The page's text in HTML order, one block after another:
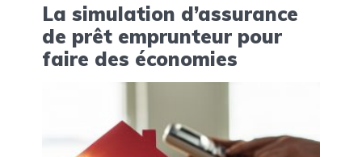
La simulation d’assurance
de prêt emprunteur pour
faire des économies